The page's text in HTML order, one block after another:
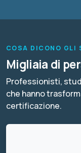
COSA DICONO GLI
Migliaia di
Professionisti,
che hanno
certificazione.